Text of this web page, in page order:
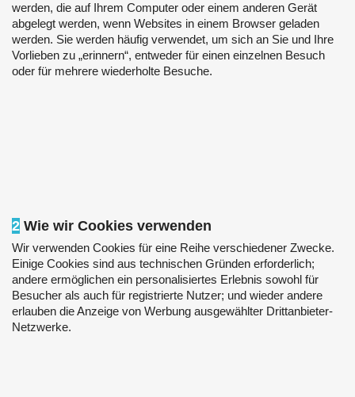
werden, die auf Ihrem Computer oder einem anderen Gerät
abgelegt werden, wenn Websites in einem Browser geladen
werden. Sie werden häufig verwendet, um sich an Sie und Ihre
Vorlieben zu „erinnern“, entweder für einen einzelnen Besuch
oder für mehrere wiederholte Besuche.
2 Wie wir Cookies verwenden
Wir verwenden Cookies für eine Reihe verschiedener Zwecke.
Einige Cookies sind aus technischen Gründen erforderlich;
andere ermöglichen ein personalisiertes Erlebnis sowohl für
Besucher als auch für registrierte Nutzer; und wieder andere
erlauben die Anzeige von Werbung ausgewählter Drittanbieter-
Netzwerke.